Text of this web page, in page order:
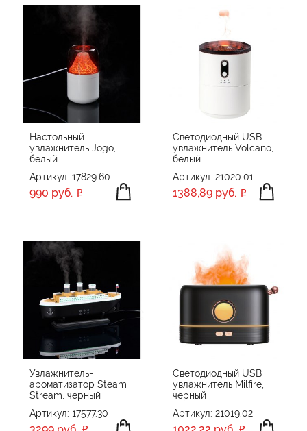
Настольный
увлажнитель Jogo,
белый
Артикул: 17829.60
990 руб.
Светодиодный USB
увлажнитель Volcano,
белый
Артикул: 21020.01
1388,89 руб.
Увлажнитель-
ароматизатор Steam
Stream, черный
Артикул: 17577.30
Светодиодный USB
увлажнитель Milfire,
черный
Артикул: 21019.02